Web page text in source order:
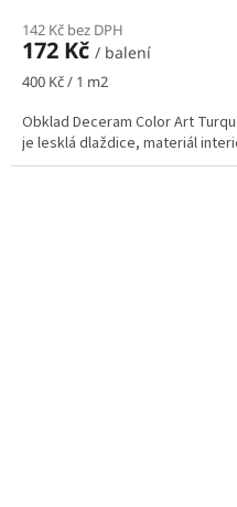
142 Kč bez DPH
172 Kč / balení
Měrná
400 Kč / 1 m2
Obklad Deceram Color Art
je lesklá dlaždice, materiál